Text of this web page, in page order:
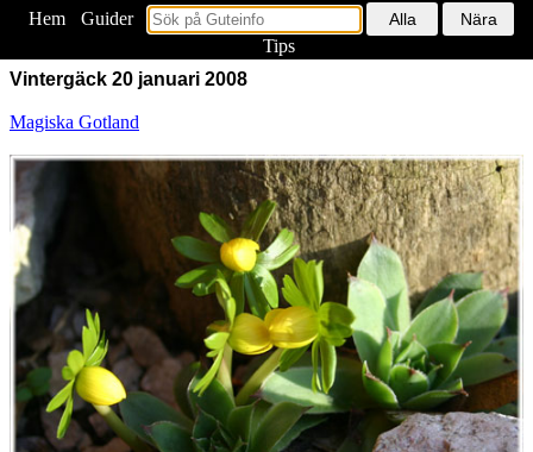
Hem
Guider
Tips
Vintergäck 20 januari 2008
Magiska Gotland